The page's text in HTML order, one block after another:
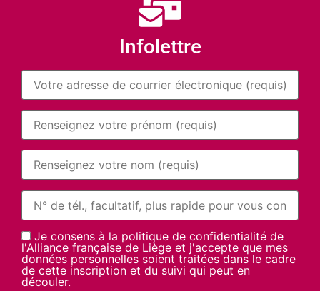
Infolettre
Je consens à la politique de confidentialité de
l'Alliance française de Liège et j'accepte que mes
données personnelles soient traitées dans le cadre
de cette inscription et du suivi qui peut en
découler.